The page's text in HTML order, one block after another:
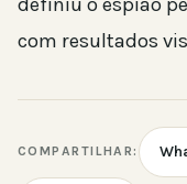
com resultados
COMPARTILHAR: